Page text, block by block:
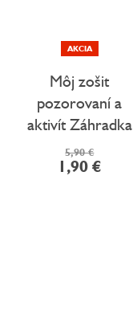
AKCIA
Môj zošit
pozorovaní a
aktivít Záhradka
5,90 €
1,90 €